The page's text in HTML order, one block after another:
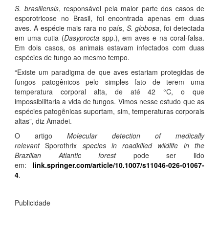
S. brasiliensis, responsável pela maior parte dos casos de
esporotricose no Brasil, foi encontrada apenas em duas
aves. A espécie mais rara no país, S. globosa, foi detectada
em uma cutia (Dasyproctaspp.), em aves e na coral-falsa.
Em dois casos, os animais estavam infectados com duas
espécies de fungo ao mesmo tempo.
“Existe um paradigma de que aves estariam protegidas de
fungos patogênicos pelo simples fato de terem uma
temperatura corporal alta, de até 42 °C, o que
impossibilitaria a vida de fungos. Vimos nesse estudo que as
espécies patogênicas suportam, sim, temperaturas corporais
altas”, diz Amadei.
O artigo Molecular detection of medically
relevantSporothrix species in roadkilled wildlife in the
Brazilian Atlantic forestpode ser lido
em: link.springer.com/article/10.1007/s11046-026-01067-
4.
Publicidade